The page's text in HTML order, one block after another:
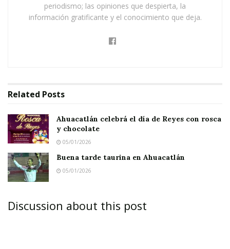
periodismo; las opiniones que despierta, la
información gratificante y el conocimiento que deja.
Related Posts
Ahuacatlán celebrá el día de Reyes con rosca
y chocolate
05/01/2026
Buena tarde taurina en Ahuacatlán
05/01/2026
Discussion about this post